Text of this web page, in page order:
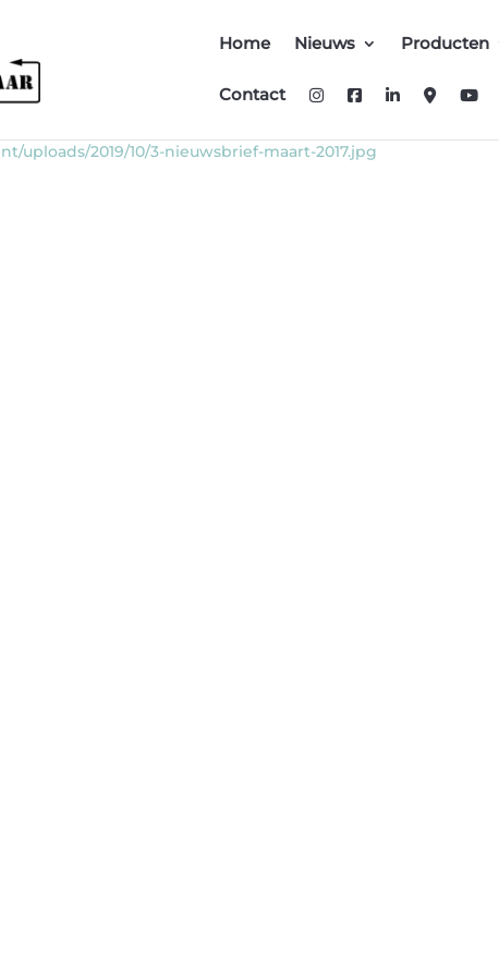
Home Nieuws Producten
Contact
uploads/2019/10/3-nieuwsbrief-maart-2017.jpg